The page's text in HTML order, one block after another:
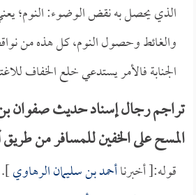
الذي يحصل به نقض الوضوء: النوم؛
والغائط وحصول النوم، كل هذه من
الجنابة فالأمر يستدعي خلع الخفاف
تراجم رجال إسناد حديث صفوان
المسح على الخفين للمسافر من
قوله:[ أخبرناأحمد بن سليمان الرهاوي].